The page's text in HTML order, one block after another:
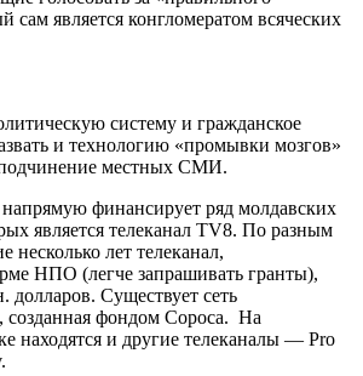
сам является конгломератом всяческих
систему и гражданское
и технологию «промывки мозгов»
подчинение местных СМИ.
напрямую финансирует ряд молдавских
является телеканал TV8. По разным
несколько лет телеканал,
НПО (легче запрашивать гранты),
долларов. Существует сеть
фондом Сороса. На
находятся и другие телеканалы — Pro